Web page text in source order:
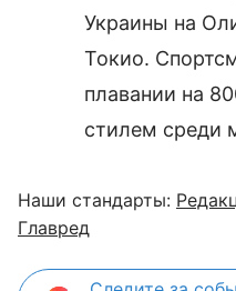
Украины на
Токио.
плавании на
стилем среди
Наши стандарты:
Главред